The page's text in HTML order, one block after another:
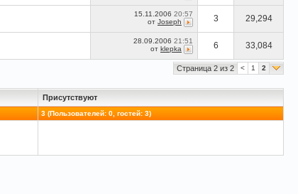
15.11.2006 20:57
от Joseph 3 29,294
28.09.2006 21:51
от klepka 6 33,084
Страница 2 из 2 < 1 2
Присутствуют
3 (Пользователей: 0, гостей: 3)